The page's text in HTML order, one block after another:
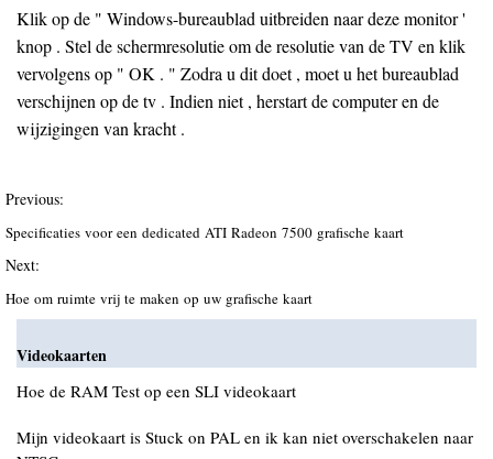
Klik op de " Windows-bureaublad uitbreiden naar deze monitor '
knop . Stel de schermresolutie om de resolutie van de TV en klik
vervolgens op " OK . " Zodra u dit doet , moet u het bureaublad
verschijnen op de tv . Indien niet , herstart de computer en de
wijzigingen van kracht .
Previous:
Specificaties voor een dedicated ATI Radeon 7500 grafische kaart
Next:
Hoe om ruimte vrij te maken op uw grafische kaart
Videokaarten
Hoe de RAM Test op een SLI videokaart
Mijn videokaart is Stuck on PAL en ik kan niet overschakelen naar